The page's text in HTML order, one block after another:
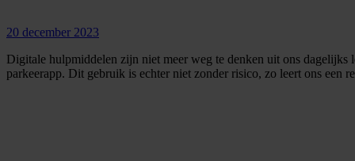
20 december 2023
Digitale hulpmiddelen zijn niet meer weg te denken uit ons
parkeerapp. Dit gebruik is echter niet zonder risico, zo leert ons een